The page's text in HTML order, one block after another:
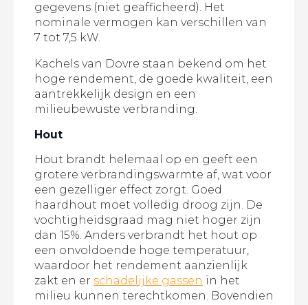
gegevens (niet geafficheerd). Het
nominale vermogen kan verschillen van
7 tot 7,5 kW.
Kachels van Dovre staan bekend om het
hoge rendement, de goede kwaliteit, een
aantrekkelijk design en een
milieubewuste verbranding.
Hout
Hout brandt helemaal op en geeft een
grotere verbrandingswarmte af, wat voor
een gezelliger effect zorgt. Goed
haardhout moet volledig droog zijn. De
vochtigheidsgraad mag niet hoger zijn
dan 15%. Anders verbrandt het hout op
een onvoldoende hoge temperatuur,
waardoor het rendement aanzienlijk
zakt en er schadelijke gassen in het
milieu kunnen terechtkomen. Bovendien